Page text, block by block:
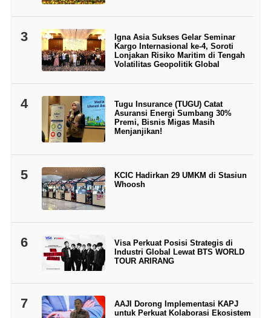
3
Igna Asia Sukses Gelar Seminar
Kargo Internasional ke-4, Soroti
Lonjakan Risiko Maritim di Tengah
Volatilitas Geopolitik Global
4
Tugu Insurance (TUGU) Catat
Asuransi Energi Sumbang 30%
Premi, Bisnis Migas Masih
Menjanjikan!
5
KCIC Hadirkan 29 UMKM di Stasiun
Whoosh
6
Visa Perkuat Posisi Strategis di
Industri Global Lewat BTS WORLD
TOUR ARIRANG
7
AAJI Dorong Implementasi KAPJ
untuk Perkuat Kolaborasi Ekosistem